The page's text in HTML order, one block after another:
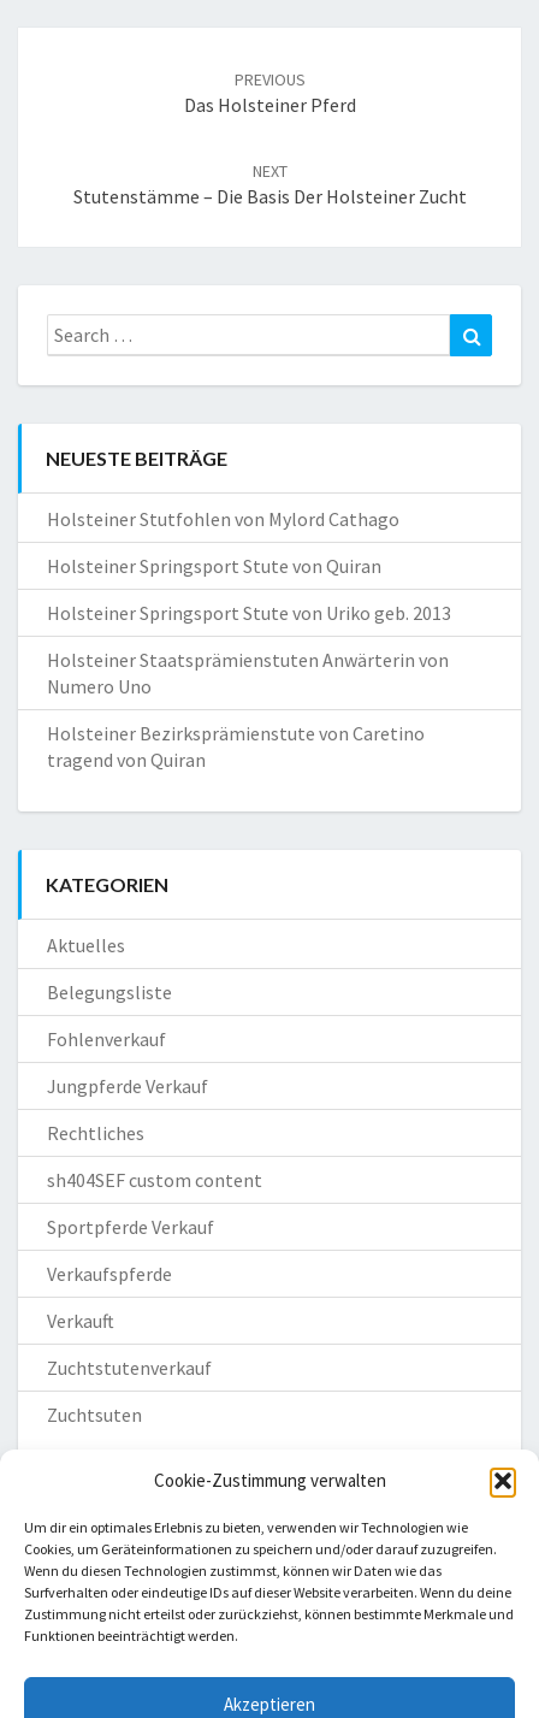
Cookie-Zustimmung verwalten
Um dir ein optimales Erlebnis zu bieten, verwenden wir Technologien wie
Cookies, um Geräteinformationen zu speichern und/oder darauf zuzugreifen.
Wenn du diesen Technologien zustimmst, können wir Daten wie das
Surfverhalten oder eindeutige IDs auf dieser Website verarbeiten. Wenn du deine
Zustimmung nicht erteilst oder zurückziehst, können bestimmte Merkmale und
Funktionen beeinträchtigt werden.
Akzeptieren
PREVIOUS
Das Holsteiner Pferd
NEXT
Stutenstämme – Die Basis Der Holsteiner Zucht
Search
for:
NEUESTE BEITRÄGE
Holsteiner Stutfohlen von Mylord Cathago
Holsteiner Springsport Stute von Quiran
Holsteiner Springsport Stute von Uriko geb. 2013
Holsteiner Staatsprämienstuten Anwärterin von
Numero Uno
Holsteiner Bezirksprämienstute von Caretino
tragend von Quiran
KATEGORIEN
Aktuelles
Belegungsliste
Fohlenverkauf
Jungpferde Verkauf
Rechtliches
sh404SEF custom content
Sportpferde Verkauf
Verkaufspferde
Verkauft
Zuchtstutenverkauf
Zuchtsuten
Homepage
Impressum